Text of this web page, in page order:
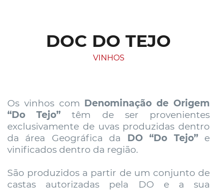
DOC DO TEJO
VINHOS
Os vinhos com Denominação de Origem
“Do Tejo” têm de ser provenientes
exclusivamente de uvas produzidas dentro
da área Geográfica da DO “Do Tejo”e
vinificados dentro da região.
São produzidos a partir de um conjunto de
castas autorizadas pela DO e a sua